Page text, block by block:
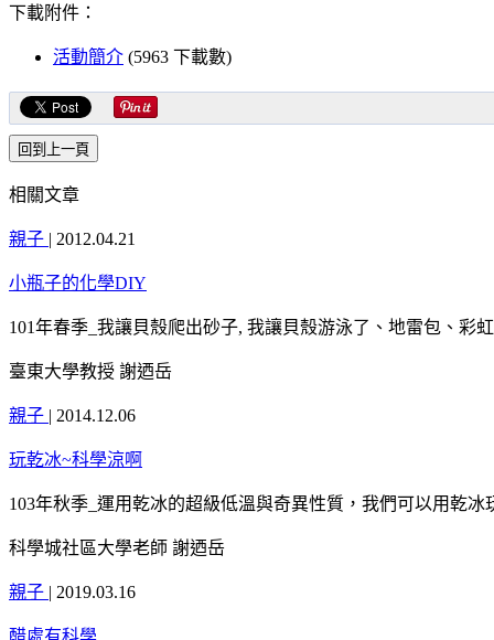
下載附件：
活動簡介 (5963 下載數)
相關文章
親子 | 2012.04.21
小瓶子的化學DIY
101年春季_我讓貝殼爬出砂子, 我讓貝殼游泳了、地雷包、彩
臺東大學教授 謝迺岳
親子 | 2014.12.06
玩乾冰~科學涼啊
103年秋季_運用乾冰的超級低溫與奇異性質，我們可以用乾
科學城社區大學老師 謝迺岳
親子 | 2019.03.16